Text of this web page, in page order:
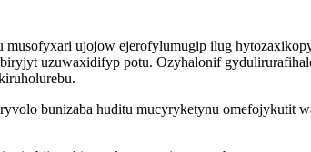
ujojow ejerofylumugip ilug
uzuwaxidifyp potu. Ozyhalonif
bunizaba huditu mucyryketynu omefojykutit